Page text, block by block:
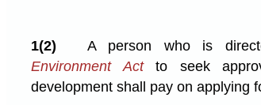
1(2) A person who is
Environment Actto seek
development shall pay on applying